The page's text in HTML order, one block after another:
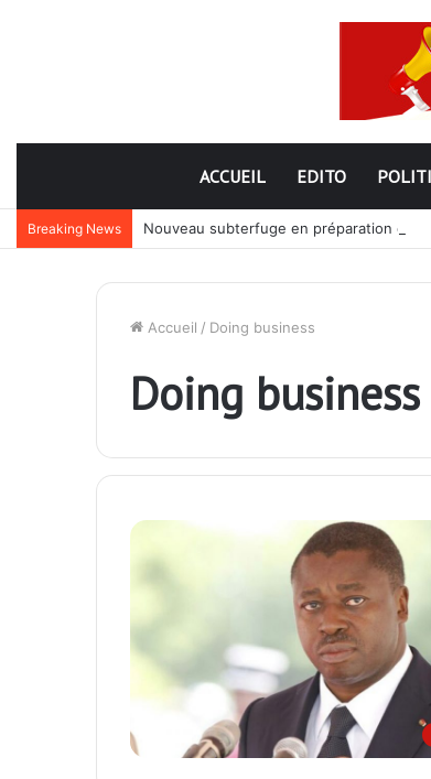
ACCUEIL EDITO
Breaking News Nouveau subterfuge en préparation de
Accueil / Doing business
Doing business